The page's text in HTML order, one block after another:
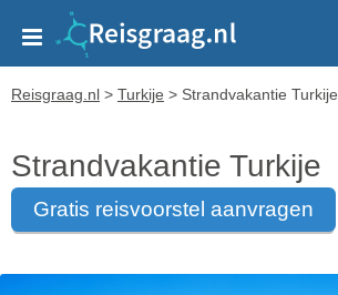
Reisgraag.nl > Turkije > Strandvakantie Turkije
Strandvakantie Turkije
gratis reisvoorstel aanvragen